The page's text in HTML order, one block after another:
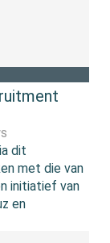
dit
met die van
initiatief van
en